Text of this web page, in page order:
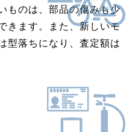
ものは、部品の傷みも少
きます。また、新しいモ
型落ちになり、査定額は